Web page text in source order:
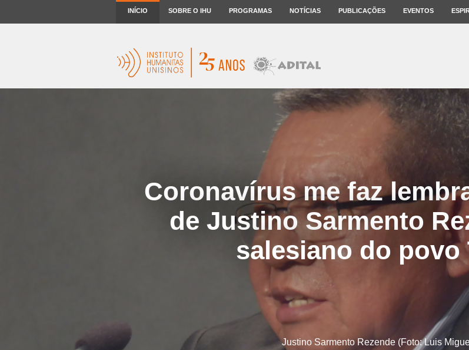
INÍCIO SOBRE O IHU PROGRAMAS NOTÍCIAS PUBLICAÇÕES EVENTOS
Coronavírus me faz
de Justino Sarmento
salesiano do povo
Justino Sarmento Rezende (Foto: Luis